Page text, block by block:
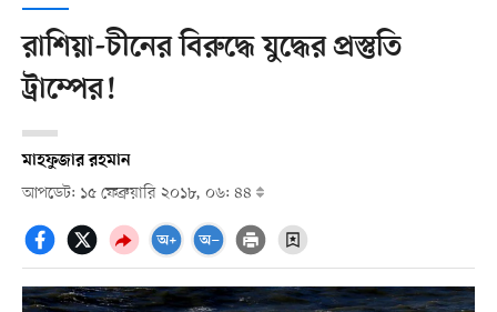
রাশিয়া-চীনের বিরুদ্ধে যুদ্ধের প্রস্তুতি
ট্রাম্পের!
মাহফুজার রহমান
আপডেট: ১৫ ফেব্রুয়ারি ২০১৮, ০৬: ৪৪